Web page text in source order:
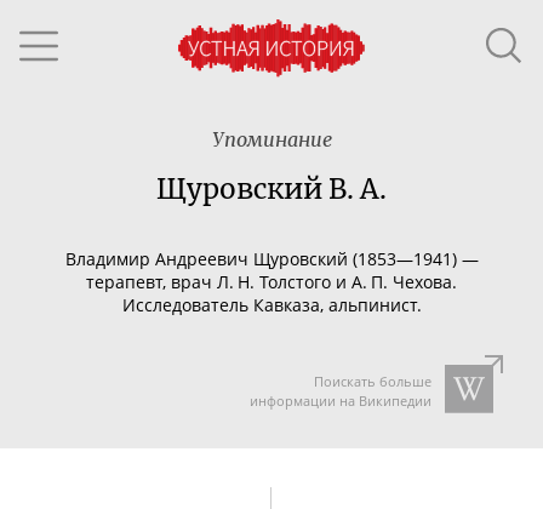
Упоминание
Щуровский В. А.
Владимир Андреевич Щуровский (1853—1941) —
терапевт, врач Л. Н. Толстого и А. П. Чехова.
Исследователь Кавказа, альпинист.
Поискать больше
информации на Википедии